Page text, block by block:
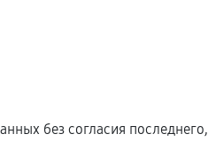
без согласия последнего,